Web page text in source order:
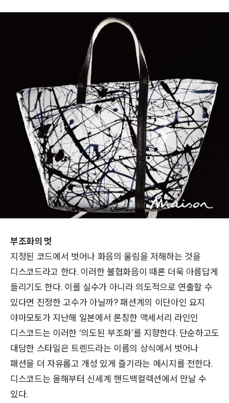
부조화의 멋
지정된 코드에서 벗어나 화음의 울림을 저해하는 것을
디스코드라고 한다. 이러한 불협화음이 때론 더욱 아름답게
들리기도 한다. 이를 실수가 아니라 의도적으로 연출할 수
있다면 진정한 고수가 아닐까? 패션계의 이단아인 요지
야마모토가 지난해 일본에서 론칭한 액세서리 라인인
디스코드는 이러한 ‘의도된 부조화’를 지향한다. 단순하고도
대담한 스타일은 트렌드라는 이름의 상식에서 벗어나
패션을 더 자유롭고 개성 있게 즐기라는 메시지를 전한다.
디스코드는 올해부터 신세계 핸드백컬렉션에서 만날 수
있다.